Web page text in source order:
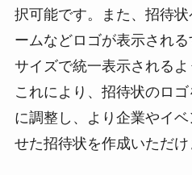
択可能です。また、招待
ームなどロゴが表示され
サイズで統一表示されるよ
これにより、招待状のロ
に調整し、より企業やイ
せた招待状を作成いただけ